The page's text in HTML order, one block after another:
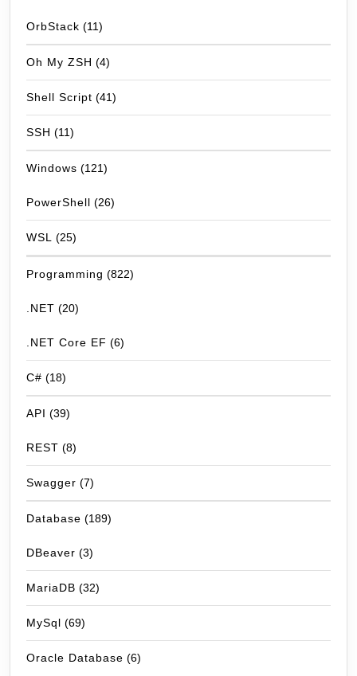
OrbStack (11)
Oh My ZSH (4)
Shell Script (41)
SSH (11)
Windows (121)
PowerShell (26)
WSL (25)
Programming (822)
.NET (20)
.NET Core EF (6)
C# (18)
API (39)
REST (8)
Swagger (7)
Database (189)
DBeaver (3)
MariaDB (32)
MySql (69)
Oracle Database (6)